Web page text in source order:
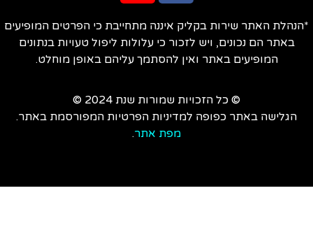
האתר שירות בקליק איננה מתחייבת כי הפרטים המופיעים
באתר הם נכונים, ויש לזכור כי עלולות ליפול טעויות בנתונים
המופיעים באתר ואין להסתמך עליהם באופן מוחלט.
© כל הזכויות שמורות שנת 2024 ©
הגלישה באתר כפופה למדיניות הפרטיות המפורסמת באתר.
מפת אתר.